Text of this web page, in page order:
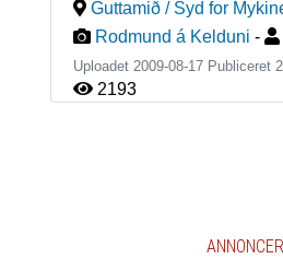
Guttamið / Syd for
Rodmund á Kelduni -
Uploadet 2009-08-17 Publiceret
2193
ANNONCER